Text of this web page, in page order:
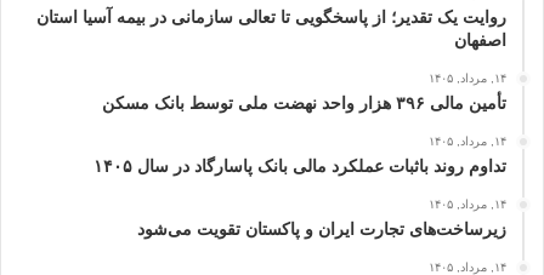
روایت یک تقدیر؛ از پاسخگویی تا تعالی سازمانی در بیمه آسیا استان
اصفهان
۱۴, مرداد, ۱۴۰۵
تأمین مالی ۳۹۶ هزار واحد نهضت ملی توسط بانک مسکن
۱۴, مرداد, ۱۴۰۵
تداوم روند باثبات عملکرد مالی بانک پاسارگاد در سال ۱۴۰۵
۱۴, مرداد, ۱۴۰۵
زیرساخت‌های تجارت ایران و پاکستان تقویت می‌شود
۱۴, مرداد, ۱۴۰۵